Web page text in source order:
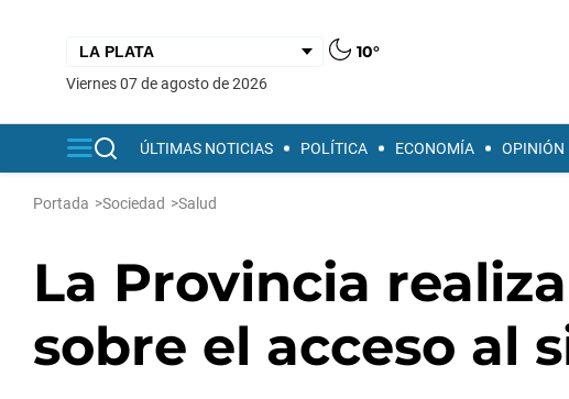
10°
viernes 07 de agosto de 2026
ÚLTIMAS NOTICIAS POLÍTICA ECONOMÍA OPINIÓN
Portada >Sociedad >Salud
La Provincia
sobre el acceso al